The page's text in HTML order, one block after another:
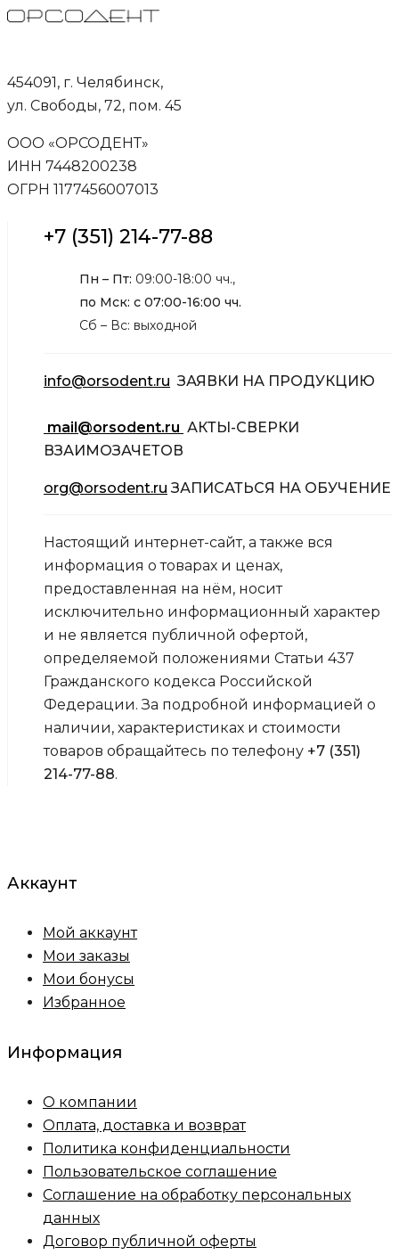
454091, г. Челябинск,
ул. Свободы, 72, пом. 45
ООО «ОРСОДЕНТ»
ИНН 7448200238
ОГРН 1177456007013
+7 (351) 214-77-88
Пн – Пт: 09:00-18:00 чч.,
по Мск: с 07:00-16:00 чч.
Сб – Вс: выходной
info@orsodent.ru ЗАЯВКИ НА ПРОДУКЦИЮ
mail@orsodent.ru АКТЫ-СВЕРКИ
ВЗАИМОЗАЧЕТОВ
org@orsodent.ru ЗАПИСАТЬСЯ НА ОБУЧЕНИЕ
Настоящий интернет-сайт, а также вся
информация о товарах и ценах,
предоставленная на нём, носит
исключительно информационный характер
и не является публичной офертой,
определяемой положениями Статьи 437
Гражданского кодекса Российской
Федерации. За подробной информацией о
наличии, характеристиках и стоимости
товаров обращайтесь по телефону +7 (351)
214-77-88.
Аккаунт
Мой аккаунт
Мои заказы
Мои бонусы
Избранное
Информация
О компании
Оплата, доставка и возврат
Политика конфиденциальности
Пользовательское соглашение
Соглашение на обработку персональных
данных
Договор публичной оферты